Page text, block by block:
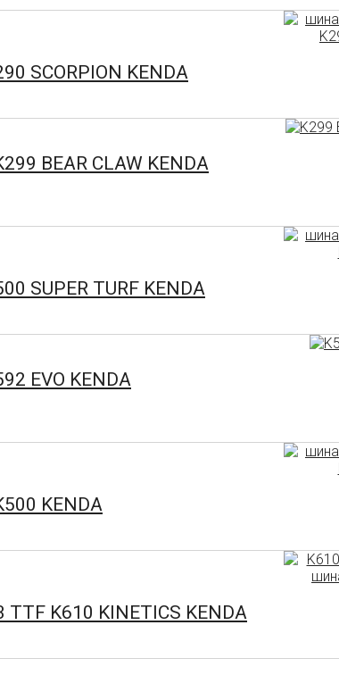
SCORPION KENDA
BEAR CLAW KENDA
SUPER TURF KENDA
EVO KENDA
KENDA
K610 KINETICS KENDA